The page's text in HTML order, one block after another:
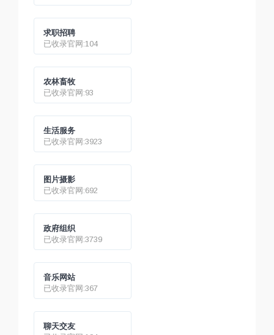
求职招聘
已收录官网:104
农林畜牧
已收录官网:93
生活服务
已收录官网:3923
图片摄影
已收录官网:692
政府组织
已收录官网:3739
音乐网站
已收录官网:367
聊天交友